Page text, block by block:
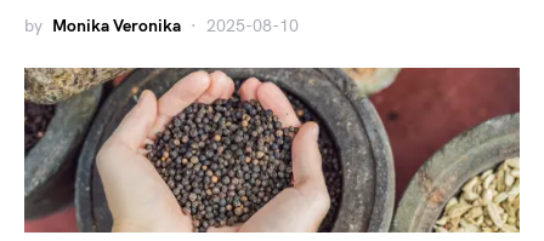
by Monika Veronika 2025-08-10